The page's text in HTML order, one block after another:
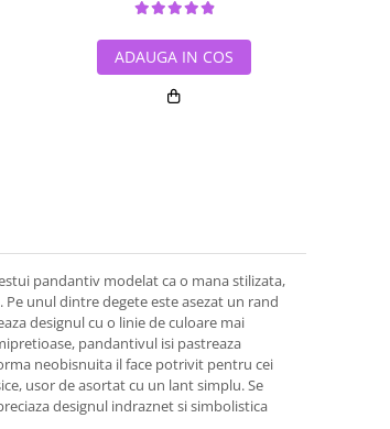
ADAUGA IN COS
pandantiv modelat ca o mana stilizata,
unul dintre degete este asezat un rand
designul cu o linie de culoare mai
pandantivul isi pastreaza
neobisnuita il face potrivit pentru cei
usor de asortat cu un lant simplu. Se
designul indraznet si simbolistica